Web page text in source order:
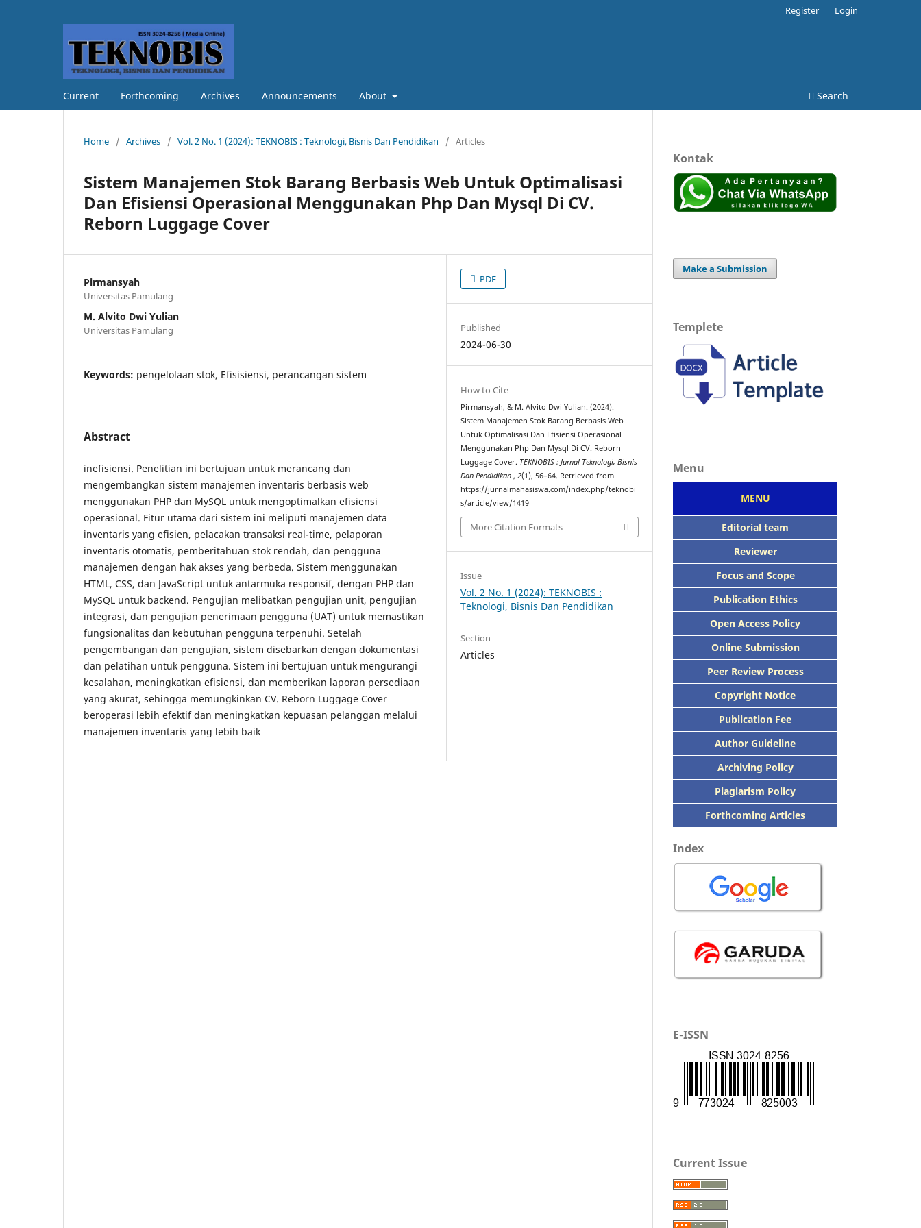
Current Forthcoming Archives Announcements About Search
Register Login
Home / Archives / Vol. 2 No. 1 (2024): TEKNOBIS : Teknologi, Bisnis Dan Pendidikan / Articles
Sistem Manajemen Stok Barang Berbasis Web Untuk Optimalisasi
Dan Efisiensi Operasional Menggunakan Php Dan Mysql Di CV.
Reborn Luggage Cover
Pirmansyah
Universitas Pamulang
M. Alvito Dwi Yulian
Universitas Pamulang
Keywords: pengelolaan stok, Efisisiensi, perancangan sistem
Abstract
inefisiensi. Penelitian ini bertujuan untuk merancang dan
mengembangkan sistem manajemen inventaris berbasis web
menggunakan PHP dan MySQL untuk mengoptimalkan efisiensi
operasional. Fitur utama dari sistem ini meliputi manajemen data
inventaris yang efisien, pelacakan transaksi real-time, pelaporan
inventaris otomatis, pemberitahuan stok rendah, dan pengguna
manajemen dengan hak akses yang berbeda. Sistem menggunakan
HTML, CSS, dan JavaScript untuk antarmuka responsif, dengan PHP dan
MySQL untuk backend. Pengujian melibatkan pengujian unit, pengujian
integrasi, dan pengujian penerimaan pengguna (UAT) untuk memastikan
fungsionalitas dan kebutuhan pengguna terpenuhi. Setelah
pengembangan dan pengujian, sistem disebarkan dengan dokumentasi
dan pelatihan untuk pengguna. Sistem ini bertujuan untuk mengurangi
kesalahan, meningkatkan efisiensi, dan memberikan laporan persediaan
yang akurat, sehingga memungkinkan CV. Reborn Luggage Cover
beroperasi lebih efektif dan meningkatkan kepuasan pelanggan melalui
manajemen inventaris yang lebih baik
PDF
Published
2024-06-30
How to Cite
Pirmansyah, & M. Alvito Dwi Yulian. (2024).
Sistem Manajemen Stok Barang Berbasis Web
Untuk Optimalisasi Dan Efisiensi Operasional
Menggunakan Php Dan Mysql Di CV. Reborn
Luggage Cover. TEKNOBIS : Jurnal Teknologi, Bisnis
Dan Pendidikan,2(1), 56–64. Retrieved from
https://jurnalmahasiswa.com/index.php/teknobi
s/article/view/1419
More Citation Formats
Issue
Vol. 2 No. 1 (2024): TEKNOBIS :
Teknologi, Bisnis Dan Pendidikan
Section
Articles
Kontak
Make a Submission
Templete
Menu
MENU
Editorial team
Reviewer
Focus and Scope
Publication Ethics
Open Access Policy
Online Submission
Peer Review Process
Copyright Notice
Publication Fee
Author Guideline
Archiving Policy
Plagiarism Policy
Forthcoming Articles
Index
E-ISSN
Current Issue